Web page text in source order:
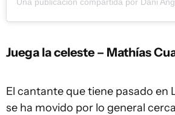
Juega la celeste – Mathías
El cantante que tiene pasado en
se ha movido por lo general